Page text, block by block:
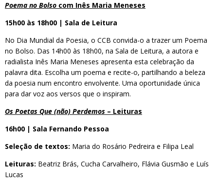
Poema no Bolso com Inês Maria Meneses
15h00 às 18h00 | Sala de Leitura
No Dia Mundial da Poesia, o CCB convida-o a trazer um Poema
no Bolso. Das 14h00 às 18h00, na Sala de Leitura, a autora e
radialista Inês Maria Meneses apresenta esta celebração da
palavra dita. Escolha um poema e recite-o, partilhando a beleza
da poesia num encontro envolvente. Uma oportunidade única
para dar voz aos versos que o inspiram.
Os Poetas Que (não) Perdemos – Leituras
16h00 | Sala Fernando Pessoa
Seleção de textos: Maria do Rosário Pedreira e Filipa Leal
Leituras: Beatriz Brás, Cucha Carvalheiro, Flávia Gusmão e Luís
Lucas